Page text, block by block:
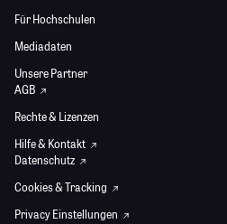
Für Hochschulen
Mediadaten
Unsere Partner
AGB
Rechte & Lizenzen
Hilfe & Kontakt
Datenschutz
Cookies & Tracking
Privacy Einstellungen